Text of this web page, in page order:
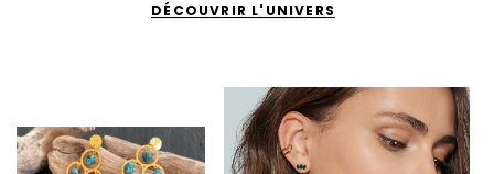
DÉCOUVRIR L'UNIVERS